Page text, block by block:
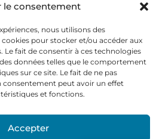
le consentement
nous utilisons des
pour stocker et/ou accéder aux
Le fait de consentir à ces technologies
données telles que le comportement
sur ce site. Le fait de ne pas
consentement peut avoir un effet
et fonctions.
Accepter